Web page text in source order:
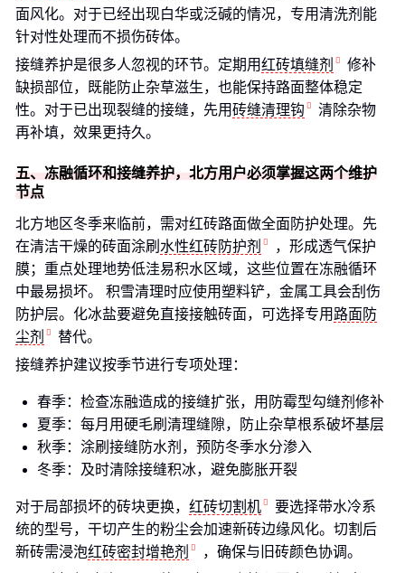
面风化。对于已经出现白华或泛碱的情况，专用清洗剂能
针对性处理而不损伤砖体。
接缝养护是很多人忽视的环节。定期用红砖填缝剂
修补
缺损部位，既能防止杂草滋生，也能保持路面整体稳定
性。对于已出现裂缝的接缝，先用砖缝清理钩
清除杂物
再补填，效果更持久。
五、冻融循环和接缝养护，北方用户必须掌握这两个维护
节点
北方地区冬季来临前，需对红砖路面做全面防护处理。先
在清洁干燥的砖面涂刷 水性红砖防护剂
，形成透气保护
膜；重点处理地势低洼易积水区域，这些位置在冻融循环
中最易损坏。 积雪清理时应使用塑料铲，金属工具会刮伤
防护层。化冰盐要避免直接接触砖面，可选择专用 路面防
尘剂
替代。
接缝养护建议按季节进行专项处理：
春季：检查冻融造成的接缝扩张，用防霉型勾缝剂修补
夏季：每月用硬毛刷清理缝隙，防止杂草根系破坏基层
秋季：涂刷接缝防水剂，预防冬季水分渗入
冬季：及时清除接缝积冰，避免膨胀开裂
对于局部损坏的砖块更换， 红砖切割机
要选择带水冷系
统的型号，干切产生的粉尘会加速新砖边缘风化。切割后
新砖需浸泡红砖密封增艳剂
，确保与旧砖颜色协调。